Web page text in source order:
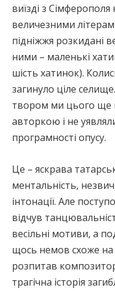
виїзді з Сімферополя
величезними
підніжжя розкидані
ними – маленькі
шість хатинок).
загинуло ціле
твором ми цього ще
авторкою і не
програмності опусу.
Це – яскрава
ментальність,
інтонації. Але
відчув
весільні мотиви, а
щось немов схоже на
розпитав
трагічна історія